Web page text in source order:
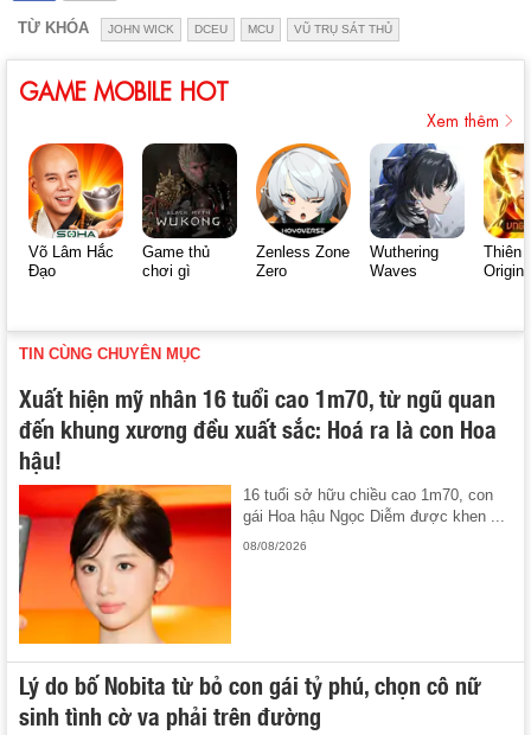
TỪ KHÓA JOHN WICK DCEU MCU VŨ TRỤ SÁT THỦ
GAME MOBILE HOT
Xem thêm
Võ Lâm Hắc
Đạo
Game thủ
chơi gì
Zenless Zone
Zero
Wuthering
Waves
Thiên
Origin
TIN CÙNG CHUYÊN MỤC
Xuất hiện mỹ nhân 16 tuổi cao 1m70, từ ngũ quan
đến khung xương đều xuất sắc: Hoá ra là con Hoa
hậu!
16 tuổi sở hữu chiều cao 1m70, con
gái Hoa hậu Ngọc Diễm được khen ...
08/08/2026
Lý do bố Nobita từ bỏ con gái tỷ phú, chọn cô nữ
sinh tình cờ va phải trên đường